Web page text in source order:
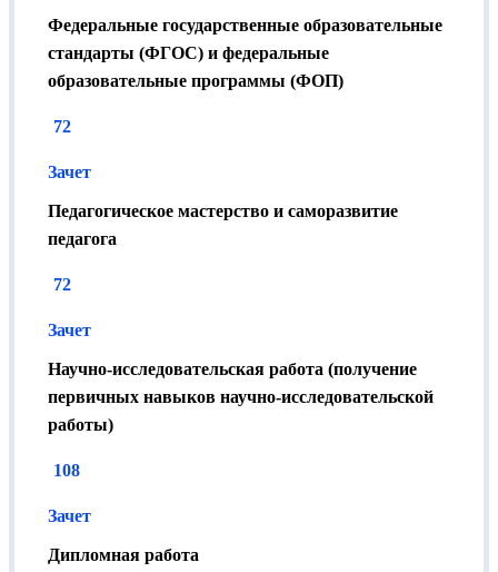
Федеральные государственные образовательные
стандарты (ФГОС) и федеральные
образовательные программы (ФОП)
72
Зачет
Педагогическое мастерство и саморазвитие
педагога
72
Зачет
Научно-исследовательская работа (получение
первичных навыков научно-исследовательской
работы)
108
Зачет
Дипломная работа